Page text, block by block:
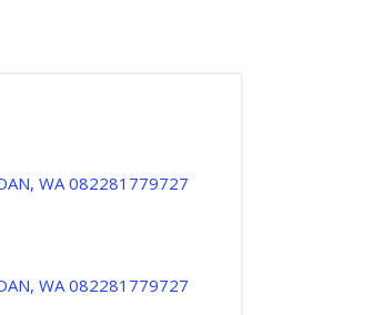
WA 082281779727
WA 082281779727